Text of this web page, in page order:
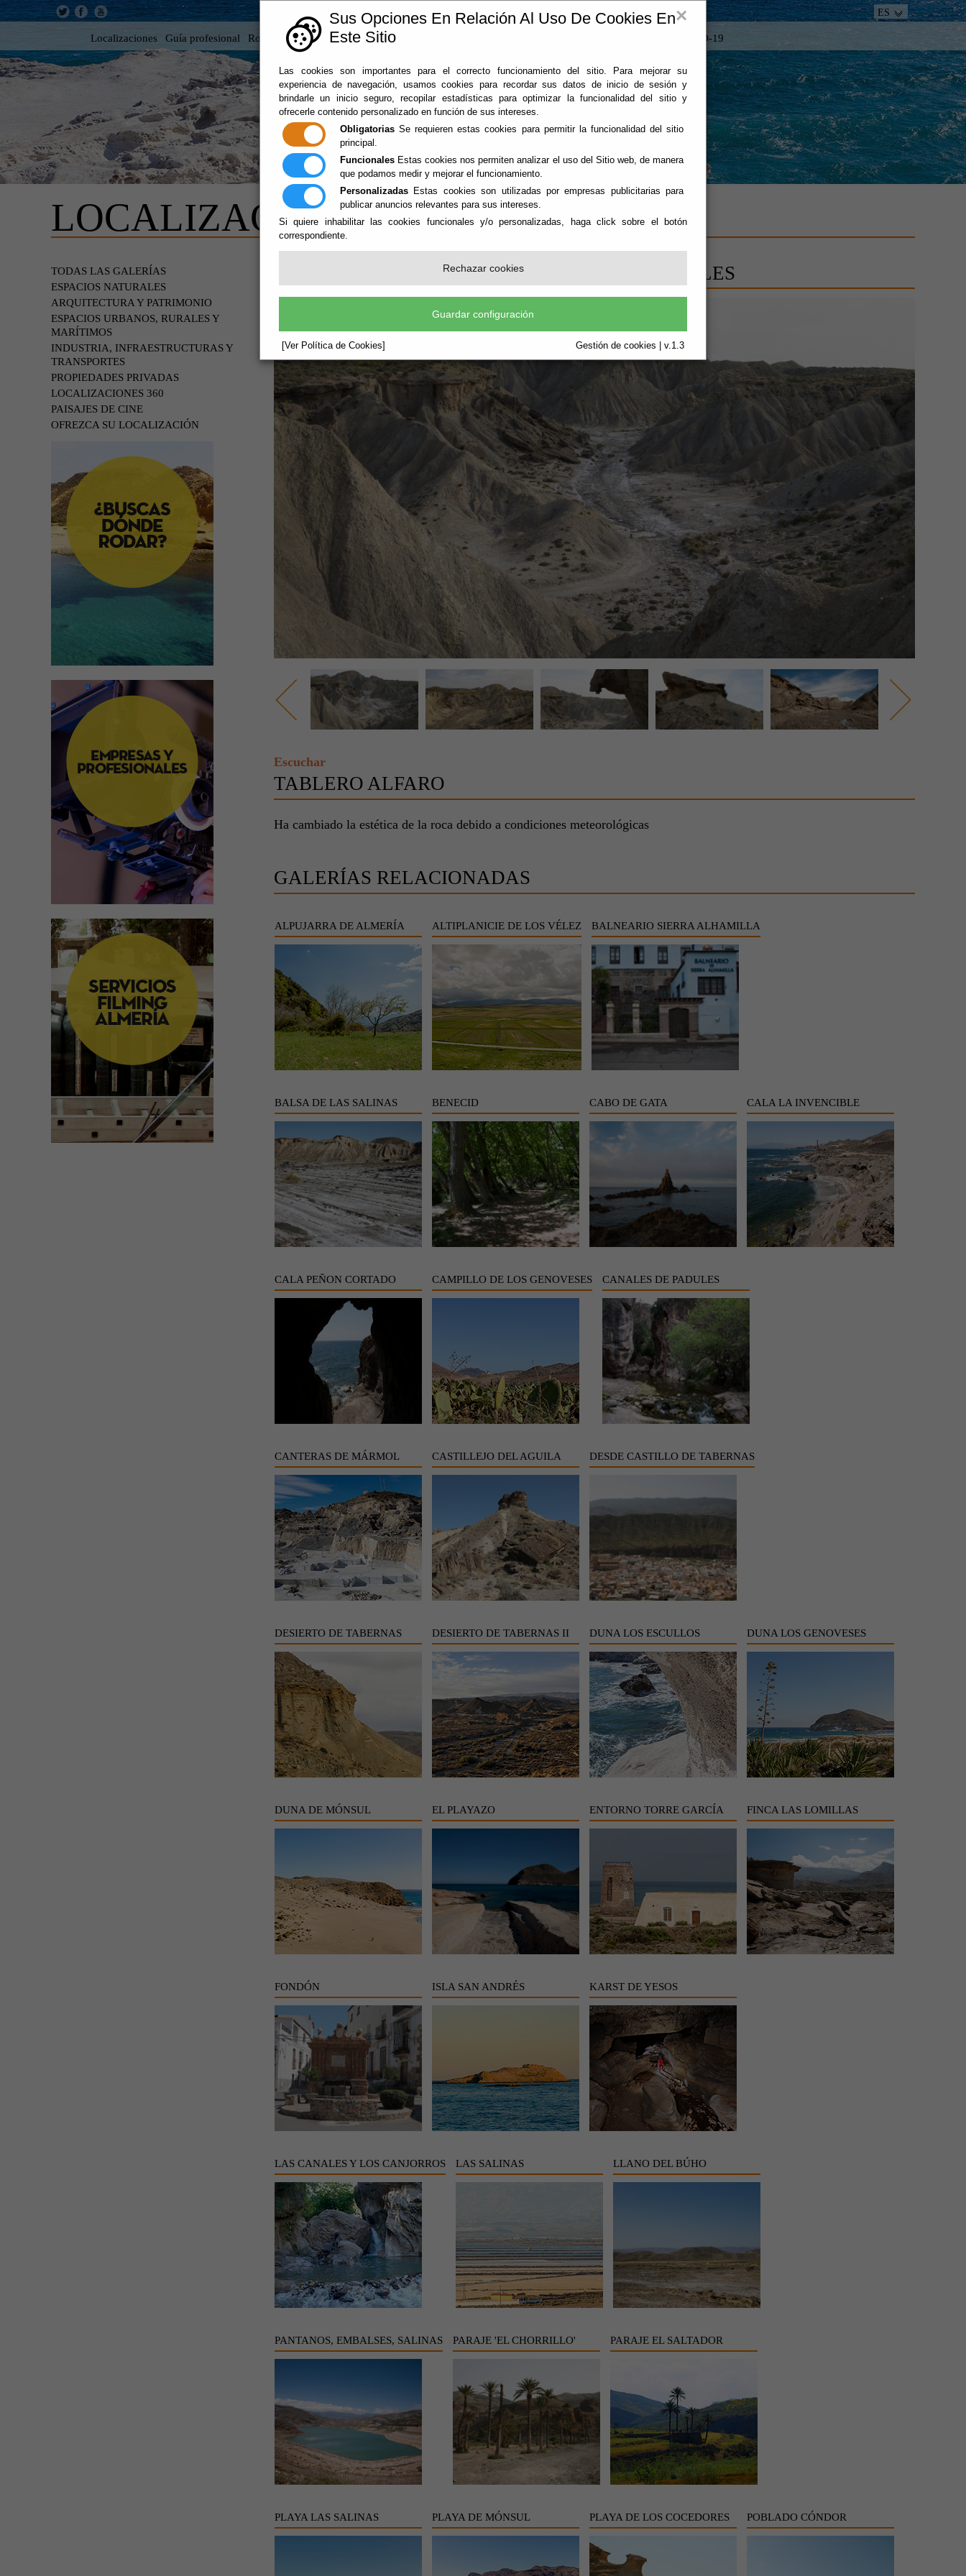
×
Sus Opciones En Relación Al Uso De Cookies En
Este Sitio
Las cookies son importantes para el correcto funcionamiento del sitio. Para mejorar su
experiencia de navegación, usamos cookies para recordar sus datos de inicio de sesión y
brindarle un inicio seguro, recopilar estadísticas para optimizar la funcionalidad del sitio y
ofrecerle contenido personalizado en función de sus intereses.
Obligatorias Se requieren estas cookies para permitir la funcionalidad del sitio
principal.
Funcionales Estas cookies nos permiten analizar el uso del Sitio web, de manera
que podamos medir y mejorar el funcionamiento.
Personalizadas Estas cookies son utilizadas por empresas publicitarias para
publicar anuncios relevantes para sus intereses.
Si quiere inhabilitar las cookies funcionales y/o personalizadas, haga click sobre el botón
correspondiente.
Rechazar cookies
Guardar configuración
[Ver Política de Cookies] Gestión de cookies | v.1.3
ES
Localizaciones Guía profesional Rodar en Almería 360 COVID-19
LOCALIZACIONES
TODAS LAS GALERÍAS
ESPACIOS NATURALES
ARQUITECTURA Y PATRIMONIO
ESPACIOS URBANOS, RURALES Y
MARÍTIMOS
INDUSTRIA, INFRAESTRUCTURAS Y
TRANSPORTES
PROPIEDADES PRIVADAS
LOCALIZACIONES 360
PAISAJES DE CINE
OFREZCA SU LOCALIZACIÓN
DESIERTO DE TABERNAS - ESPACIOS NATURALES
Escuchar
TABLERO ALFARO
Ha cambiado la estética de la roca debido a condiciones meteorológicas
GALERÍAS RELACIONADAS
ALPUJARRA DE ALMERÍA ALTIPLANICIE DE LOS VÉLEZ BALNEARIO SIERRA ALHAMILLA
BALSA DE LAS SALINAS BENECID CABO DE GATA CALA LA INVENCIBLE
CALA PEÑON CORTADO CAMPILLO DE LOS GENOVESES CANALES DE PADULES
CANTERAS DE MÁRMOL CASTILLEJO DEL AGUILA DESDE CASTILLO DE TABERNAS
DESIERTO DE TABERNAS DESIERTO DE TABERNAS II DUNA LOS ESCULLOS DUNA LOS GENOVESES
DUNA DE MÓNSUL EL PLAYAZO ENTORNO TORRE GARCÍA FINCA LAS LOMILLAS
FONDÓN ISLA SAN ANDRÉS KARST DE YESOS
LAS CANALES Y LOS CANJORROS LAS SALINAS LLANO DEL BÚHO
PANTANOS, EMBALSES, SALINAS PARAJE 'EL CHORRILLO' PARAJE EL SALTADOR
PLAYA LAS SALINAS PLAYA DE MÓNSUL PLAYA DE LOS COCEDORES POBLADO CÓNDOR